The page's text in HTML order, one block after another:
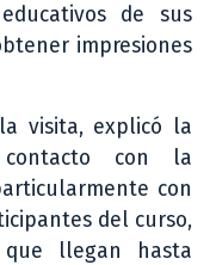
de sus
impresiones
visita, explicó la
con la
con
del curso,
llegan hasta